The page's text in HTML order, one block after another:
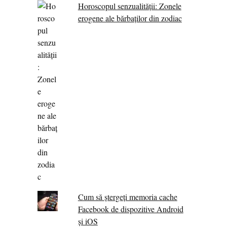
Horoscopul senzualității: Zonele
erogene ale bărbaților din zodiac
Cum să ștergeți memoria cache
Facebook de dispozitive Android
și iOS